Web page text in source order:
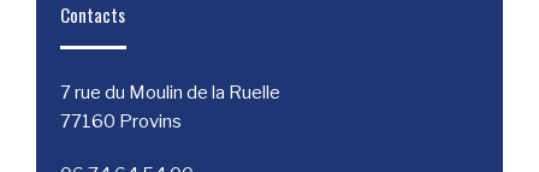
Contacts
7 rue du Moulin de la Ruelle
77160 Provins